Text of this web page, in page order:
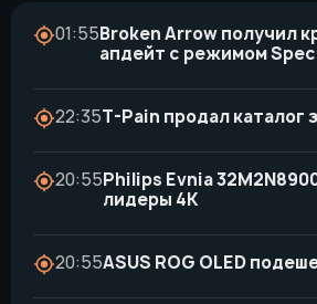
01:55Broken Arrow получил
апдейт с режимом
22:35T-Pain продал каталог
20:55Philips Evnia
лидеры 4K
20:55ASUS ROG OLED